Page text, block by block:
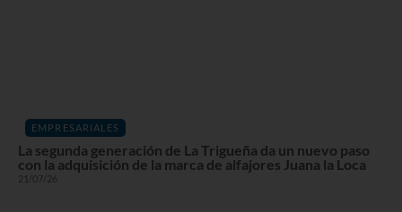
EMPRESARIALES
La segunda generación de La Trigueña da un nuevo paso
con la adquisición de la marca de alfajores Juana la Loca
21/07/26